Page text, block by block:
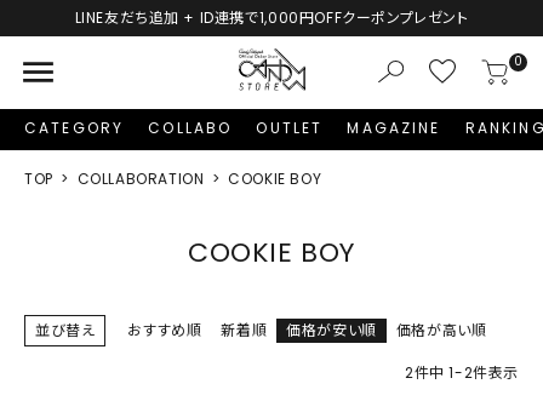
LINE友だち追加 + ID連携で1,000円OFFクーポンプレゼント
menu 0
CATEGORY COLLABO OUTLET MAGAZINE
TOP COLLABORATION COOKIE BOY
COOKIE BOY
並び替え おすすめ順 新着順 価格が安い順 価格が高い順
2件中 1-2件表示